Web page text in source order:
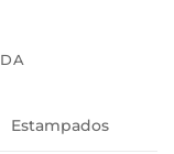
Estampados